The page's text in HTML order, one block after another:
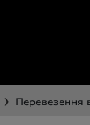
❯ перевезення